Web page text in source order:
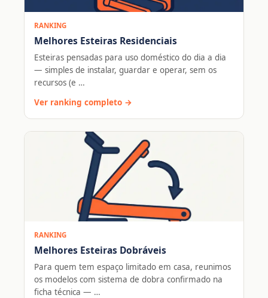
RANKING
Melhores Esteiras Residenciais
Esteiras pensadas para uso doméstico do dia a dia
— simples de instalar, guardar e operar, sem os
recursos (e …
Ver ranking completo →
RANKING
Melhores Esteiras Dobráveis
Para quem tem espaço limitado em casa, reunimos
os modelos com sistema de dobra confirmado na
ficha técnica — …